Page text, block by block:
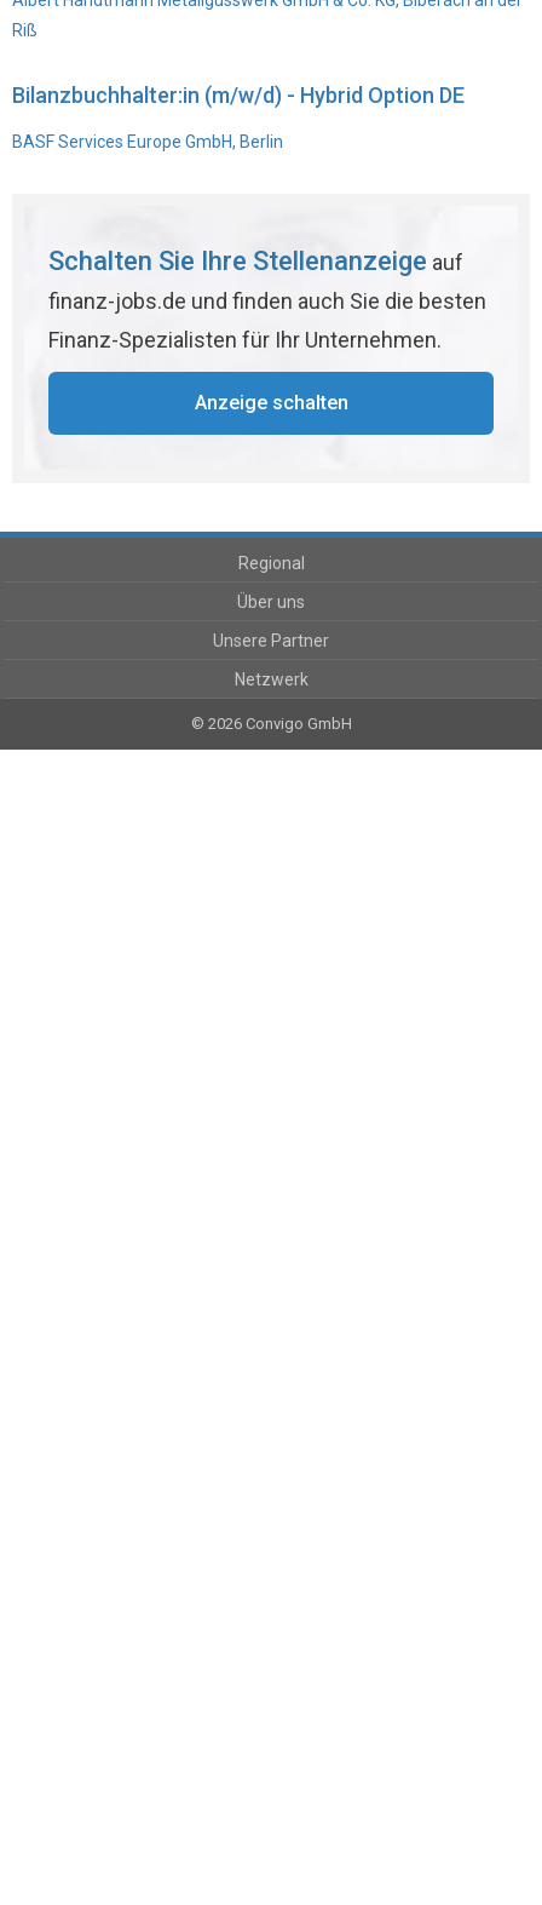
Riß
Bilanzbuchhalter:in (m/w/d) - Hybrid Option DE
BASF Services Europe GmbH, Berlin
Schalten Sie Ihre Stellenanzeige auf
finanz-jobs.de und finden auch Sie die besten
Finanz-Spezialisten für Ihr Unternehmen.
Anzeige schalten
Regional
Über uns
Unsere Partner
Netzwerk
© 2026 Convigo GmbH